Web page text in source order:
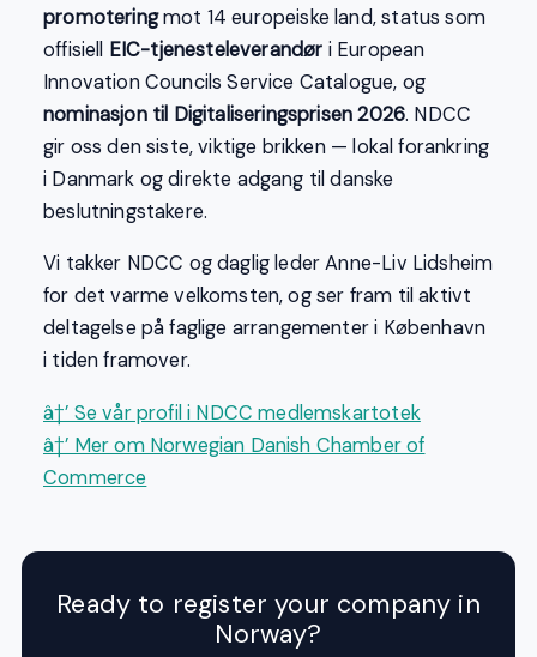
promoteringmot 14 europeiske land, status som
offisiell EIC-tjenesteleverandør i European
Innovation Councils Service Catalogue, og
nominasjon til Digitaliseringsprisen 2026. NDCC
gir oss den siste, viktige brikken — lokal forankring
i Danmark og direkte adgang til danske
beslutningstakere.
Vi takker NDCC og daglig leder Anne-Liv Lidsheim
for det varme velkomsten, og ser fram til aktivt
deltagelse på faglige arrangementer i København
i tiden framover.
â†’ Se vår profil i NDCC medlemskartotek
â†’ Mer om Norwegian Danish Chamber of
Commerce
Ready to register your company in
Norway?